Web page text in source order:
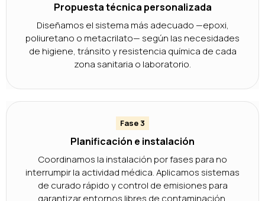
Propuesta técnica personalizada
Diseñamos el sistema más adecuado —epoxi,
poliuretano o metacrilato— según las necesidades
de higiene, tránsito y resistencia química de cada
zona sanitaria o laboratorio.
Fase 3
Planificación e instalación
Coordinamos la instalación por fases para no
interrumpir la actividad médica. Aplicamos sistemas
de curado rápido y control de emisiones para
garantizar entornos libres de contaminación.